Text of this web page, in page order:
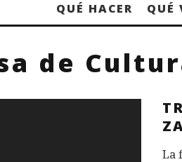
QUÉ HACER QUÉ
de
La